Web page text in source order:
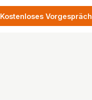
Kostenloses Vorgespräch